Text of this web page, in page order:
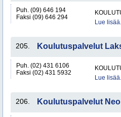
Puh. (09) 646 194
Faksi (09) 646 294
Lue
205. Koulutuspalvelut
Puh. (02) 431 6106
Faksi (02) 431 5932
Lue
206. Koulutuspalvelut